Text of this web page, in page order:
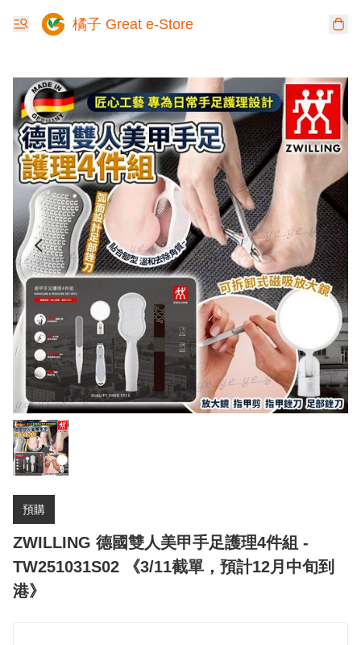
橘子 Great e-Store
預購
ZWILLING 德國雙人美甲手足護理4件組 -
TW251031S02 《3/11截單，預計12月中旬到
港》